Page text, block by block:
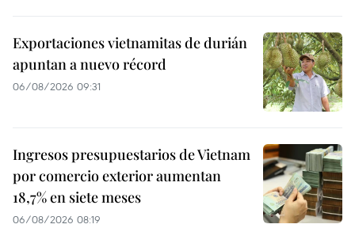
Exportaciones vietnamitas de durián
apuntan a nuevo récord
06/08/2026 09:31
Ingresos presupuestarios de Vietnam
por comercio exterior aumentan
18,7% en siete meses
06/08/2026 08:19